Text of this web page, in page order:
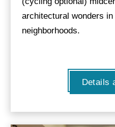
architectural wonders
neighborhoods.
Details